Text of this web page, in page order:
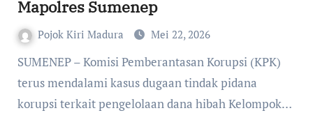
Mapolres Sumenep
Pojok Kiri Madura Mei 22, 2026
terus mendalami kasus dugaan tindak pidana
korupsi terkait pengelolaan dana hibah Kelompok…